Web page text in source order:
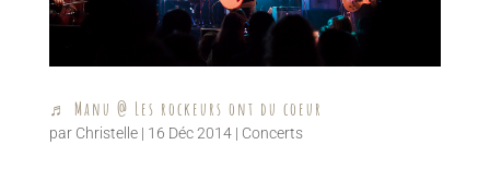
♬ Manu @ Les rockeurs ont du coeur
par Christelle| 16 Déc 2014| Concerts